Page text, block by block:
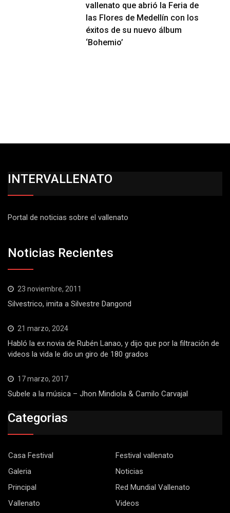
vallenato que abrió la Feria de
las Flores de Medellín con los
éxitos de su nuevo álbum
‘Bohemio’
INTERVALLENATO
Portal de noticias sobre el vallenato
Noticias Recientes
23 noviembre, 2011
Silvestrico, imita a Silvestre Dangond
21 marzo, 2024
Habló la ex novia de Rubén Lanao, y dijo que por la filtración de
videos la vida le dio un giro de 180 grados
17 marzo, 2017
Subele a la música – Jhon Mindiola & Camilo Carvajal
Categorias
Casa Festival
Festival vallenato
Galeria
Noticias
Principal
Red Mundial Vallenato
Vallenato
Videos